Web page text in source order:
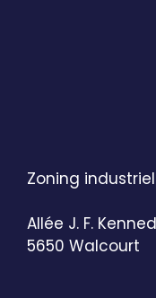
Zoning
Allée J. F.
5650 Walcourt